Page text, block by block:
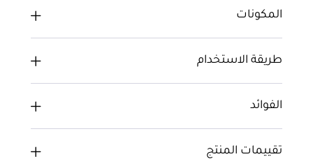
المكونات
طريقة الاستخدام
الفوائد
تقييمات المنتج